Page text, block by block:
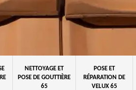
NETTOYAGE ET
POSE DE GOUTTIÈRE
65
POSE ET
RÉPARATION DE
VELUX 65